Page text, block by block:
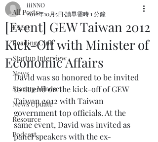
All Posts
Event
Reading Club
Startup Interview
News
Startup Mindset
News Update
Resource
Podcast
[Event] GEW Taiwan 2012
Kick-Off with Minister of
Economic Affairs
iiiNNO
2012年10月5日 讀畢需時 1 分鐘
David was so honored to be invited
to attend on the kick-off of GEW
Taiwan 2012 with Taiwan
government top officials. At the
same event, David was invited as
panel speakers with the ex-